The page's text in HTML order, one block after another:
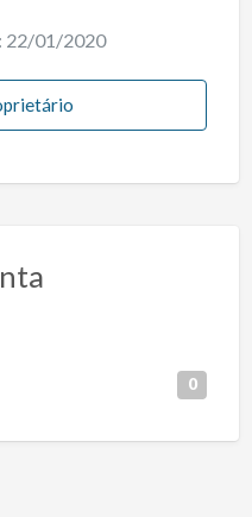
22/01/2020
0